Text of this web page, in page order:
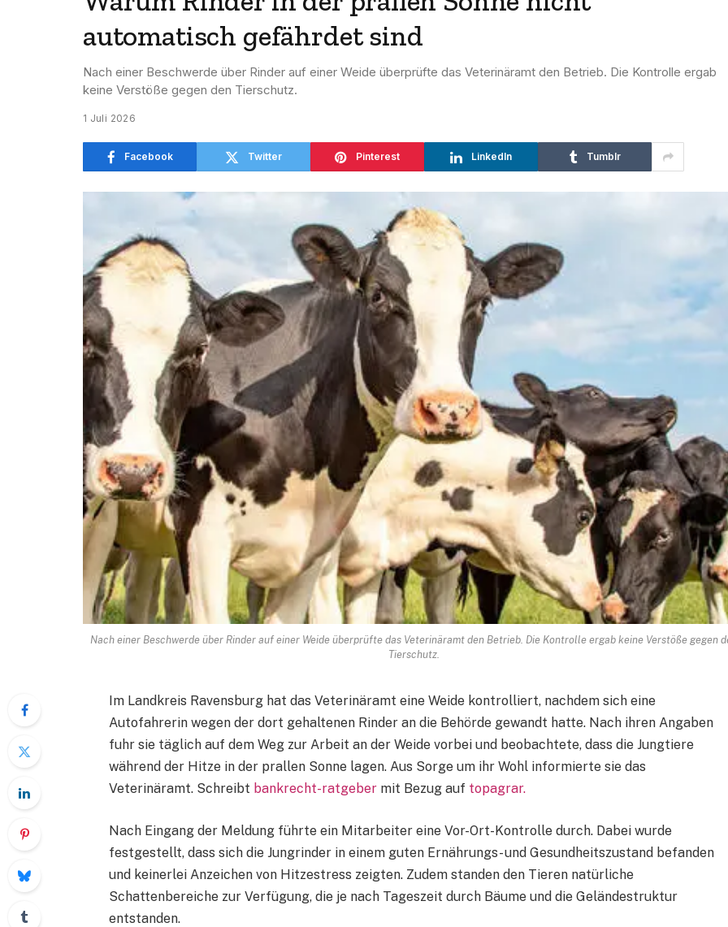
automatisch gefährdet sind
Nach einer Beschwerde über Rinder auf einer Weide überprüfte das Veterinäramt den Betrieb. Die Kontrolle ergab
keine Verstöße gegen den Tierschutz.
1 Juli 2026
Facebook Twitter Pinterest LinkedIn Tumblr
Nach einer Beschwerde über Rinder auf einer Weide überprüfte das Veterinäramt den Betrieb. Die Kontrolle ergab keine Verstöße gegen
Tierschutz.
Im Landkreis Ravensburg hat das Veterinäramt eine Weide kontrolliert, nachdem sich eine
Autofahrerin wegen der dort gehaltenen Rinder an die Behörde gewandt hatte. Nach ihren Angaben
fuhr sie täglich auf dem Weg zur Arbeit an der Weide vorbei und beobachtete, dass die Jungtiere
während der Hitze in der prallen Sonne lagen. Aus Sorge um ihr Wohl informierte sie das
Veterinäramt. Schreibt bankrecht-ratgeber mit Bezug auf topagrar.
Nach Eingang der Meldung führte ein Mitarbeiter eine Vor-Ort-Kontrolle durch. Dabei wurde
festgestellt, dass sich die Jungrinder in einem guten Ernährungs- und Gesundheitszustand befanden
und keinerlei Anzeichen von Hitzestress zeigten. Zudem standen den Tieren natürliche
Schattenbereiche zur Verfügung, die je nach Tageszeit durch Bäume und die Geländestruktur
entstanden.